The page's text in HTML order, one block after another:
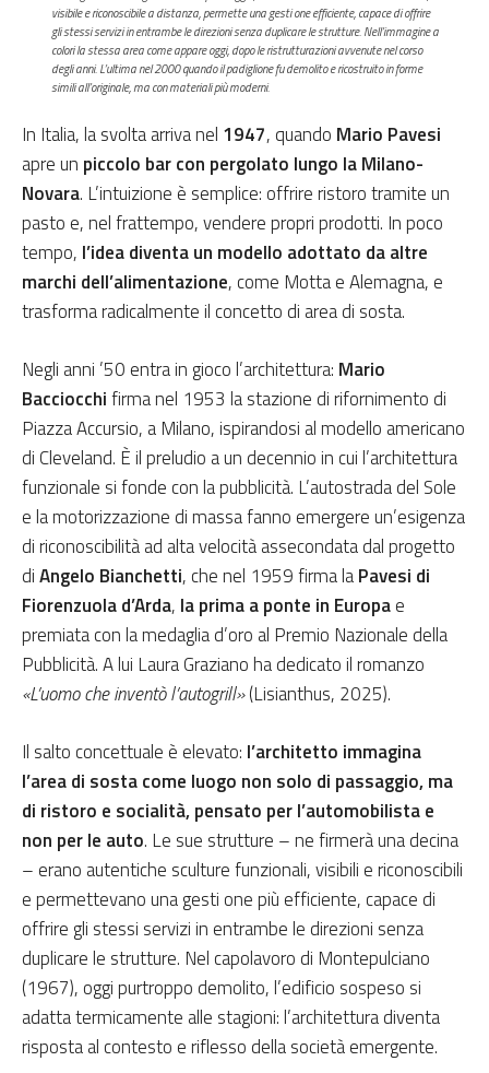
visibile e riconoscibile a distanza, permette una gesti one efficiente, capace di offrire
gli stessi servizi in entrambe le direzioni senza duplicare le strutture. Nell’immagine a
colori la stessa area come appare oggi, dopo le ristrutturazioni avvenute nel corso
degli anni. L’ultima nel 2000 quando il padiglione fu demolito e ricostruito in forme
simili all’originale, ma con materiali più moderni.
In Italia, la svolta arriva nel 1947, quando Mario Pavesi
apre un piccolo bar con pergolato lungo la Milano-
Novara. L’intuizione è semplice: offrire ristoro tramite un
pasto e, nel frattempo, vendere propri prodotti. In poco
tempo, l’idea diventa un modello adottato da altre
marchi dell’alimentazione, come Motta e Alemagna, e
trasforma radicalmente il concetto di area di sosta.
Negli anni ’50 entra in gioco l’architettura: Mario
Bacciocchifirma nel 1953 la stazione di rifornimento di
Piazza Accursio, a Milano, ispirandosi al modello americano
di Cleveland. È il preludio a un decennio in cui l’architettura
funzionale si fonde con la pubblicità. L’autostrada del Sole
e la motorizzazione di massa fanno emergere un’esigenza
di riconoscibilità ad alta velocità assecondata dal progetto
diAngelo Bianchetti, che nel 1959 firma laPavesi di
Fiorenzuola d’Arda, la prima a ponte in Europae
premiata con la medaglia d’oro al Premio Nazionale della
Pubblicità. A lui Laura Graziano ha dedicato il romanzo
«L’uomo che inventò l’autogrill»(Lisianthus, 2025).
Il salto concettuale è elevato: l’architetto immagina
l’area di sosta come luogo non solo di passaggio, ma
di ristoro e socialità, pensato per l’automobilista e
non per le auto. Le sue strutture – ne firmerà una decina
– erano autentiche sculture funzionali, visibili e riconoscibili
e permettevano una gesti one più efficiente, capace di
offrire gli stessi servizi in entrambe le direzioni senza
duplicare le strutture. Nel capolavoro di Montepulciano
(1967), oggi purtroppo demolito, l’edificio sospeso si
adatta termicamente alle stagioni: l’architettura diventa
risposta al contesto e riflesso della società emergente.